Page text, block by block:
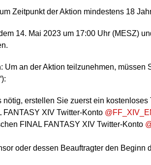
Zeitpunkt der Aktion mindestens 18
14. Mai 2023 um 17:00 Uhr (MESZ)
: Um an der Aktion teilzunehmen,
erstellen Sie zuerst ein kostenloses
XIV Twitter-Konto
FINAL FANTASY XIV Twitter-Konto
oder dessen Beauftragter den Beginn